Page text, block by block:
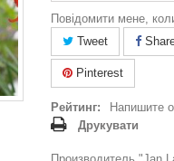
Повідомити мене,
Tweet
Pinterest
Рейтинг:
Напишите
Друкувати